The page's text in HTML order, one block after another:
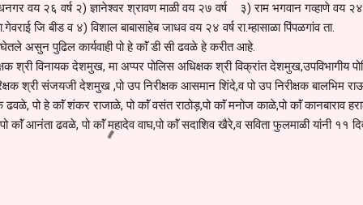
वय २६ वर्ष २) ज्ञानेश्वर श्रावण माळी वय २७ वर्ष ३) राम भगवान गव्हाणे वय २४
जि बीड व ४) विशाल बाबासाहेब जाधव वय २४ वर्ष रा.म्हासाळा पिंपळगांव ता.
असुन पुढिल कार्यवाही पो हे काॅं डी सी ढवळे हे करीत आहे.
श्री विनायक देशमुख, मा अप्पर पोलिस अधिक्षक श्री विक्रांत देशमुख,उपविभागीय
श्री संजयजी देशमुख ,पो उप निरीक्षक आसमान शिंदे,व पो उप निरीक्षक बालभिम
ढवळे, पो हे काॅं शंकर राजाळे, पो काॅं वसंत राठोड़,पो काॅं मनोज काळे,पो काॅं कानबाराव
काॅं आनंता ढवळे, पो काॅं महादेव वाघ,पो काॅं सदाशिव खैरे,व सविता फुलमाळी यांनी ११